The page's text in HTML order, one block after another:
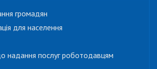
громадян
для населення
надання послуг роботодавцям